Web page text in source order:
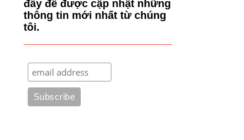
đây để được cập nhật những
thông tin mới nhất từ chúng
tôi.